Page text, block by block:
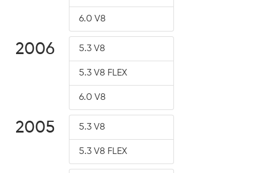
6.0 V8
2006 5.3 V8
5.3 V8 FLEX
6.0 V8
2005 5.3 V8
5.3 V8 FLEX